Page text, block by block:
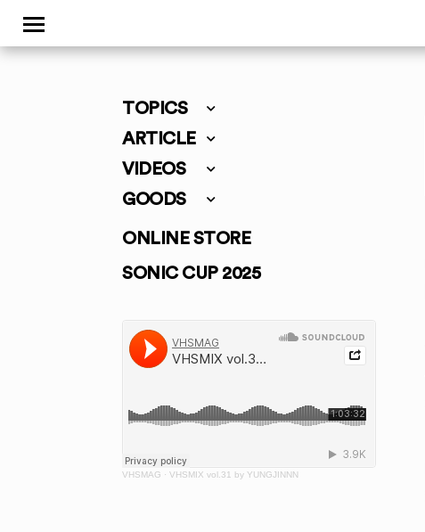
TOPICS
ARTICLE
VIDEOS
GOODS
ONLINE STORE
SONIC CUP 2025
VHSMAG · VHSMIX vol.31 by YUNGJINNN